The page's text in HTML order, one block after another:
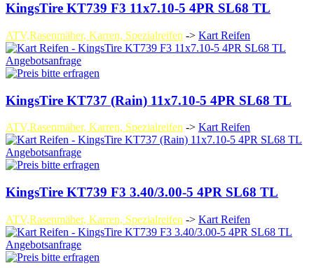
KingsTire KT739 F3 11x7.10-5 4PR SL68 TL
ATV,Rasenmäher, Karren, Spezialreifen -> Kart Reifen
Angebotsanfrage
KingsTire KT737 (Rain) 11x7.10-5 4PR SL68 TL
ATV,Rasenmäher, Karren, Spezialreifen -> Kart Reifen
Angebotsanfrage
KingsTire KT739 F3 3.40/3.00-5 4PR SL68 TL
ATV,Rasenmäher, Karren, Spezialreifen -> Kart Reifen
Angebotsanfrage